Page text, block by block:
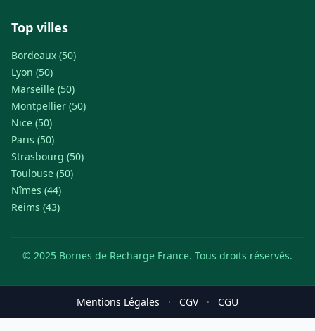
Top villes
Bordeaux (50)
Lyon (50)
Marseille (50)
Montpellier (50)
Nice (50)
Paris (50)
Strasbourg (50)
Toulouse (50)
Nîmes (44)
Reims (43)
© 2025 Bornes de Recharge France. Tous droits réservés.
Mentions Légales · CGV · CGU